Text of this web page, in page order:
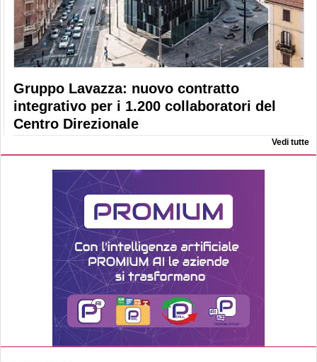
Gruppo Lavazza: nuovo contratto
integrativo per i 1.200 collaboratori del
Centro Direzionale
Vedi tutte